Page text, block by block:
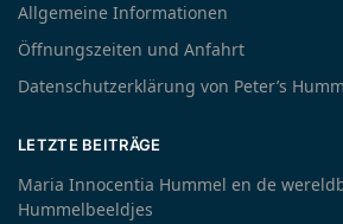
Allgemeine Informationen
Öffnungszeiten und Anfahrt
Datenschutzerklärung von Peter’s
LETZTE BEITRÄGE
Maria Innocentia Hummel en de
Hummelbeeldjes